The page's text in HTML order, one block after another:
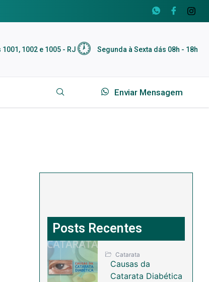
1002 e 1005 - RJ Segunda à Sexta dás 08h - 18h
Enviar Mensagem
Posts Recentes
Catarata
Causas da
Catarata Diabética